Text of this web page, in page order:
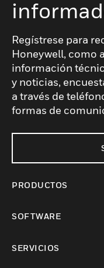
Regístrese para
Honeywell, como
información
y noticias,
a través de
formas de
PRODUCTOS
SOFTWARE
SERVICIOS